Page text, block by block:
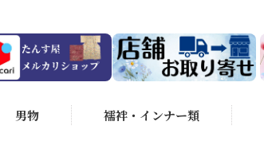
男物 襦袢・インナー類